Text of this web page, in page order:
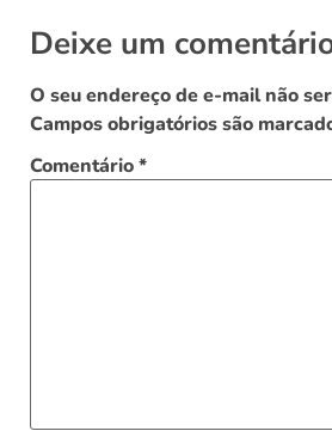
Deixe um
O seu endereço de e-mail não
Campos obrigatórios são
Comentário*